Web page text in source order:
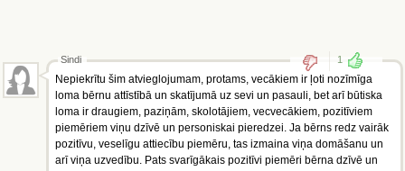
Sindi 1
Nepiekrītu šim atvieglojumam, protams, vecākiem ir ļoti nozīmīga
loma bērnu attīstībā un skatījumā uz sevi un pasauli, bet arī būtiska
loma ir draugiem, paziņām, skolotājiem, vecvecākiem, pozitīviem
piemēriem viņu dzīvē un personiskai pieredzei. Ja bērns redz vairāk
pozitīvu, veselīgu attiecību piemēru, tas izmaina viņa domāšanu un
arī viņa uzvedību. Pats svarīgākais pozitīvi piemēri bērna dzīvē un